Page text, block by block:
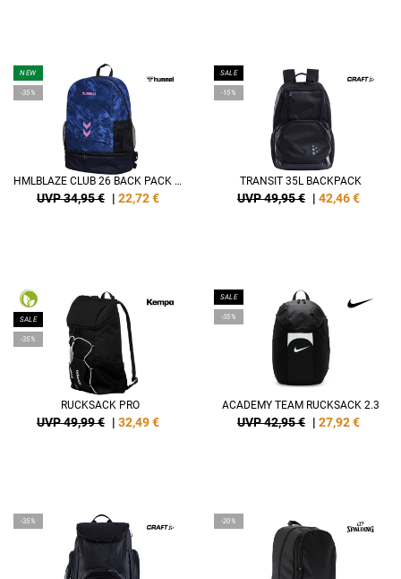
NEW
-35%
HMLBLAZE CLUB 26 BACK PACK W. SC
UVP 34,95 € | 22,72€
SALE
-15%
TRANSIT 35L BACKPACK
UVP 49,95 € | 42,46€
SALE
-35%
RUCKSACK PRO
UVP 49,99 € | 32,49€
SALE
-35%
ACADEMY TEAM RUCKSACK 2.3
UVP 42,95 € | 27,92€
-35% -20%